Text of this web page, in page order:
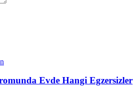
Evde Hangi Egzersizler